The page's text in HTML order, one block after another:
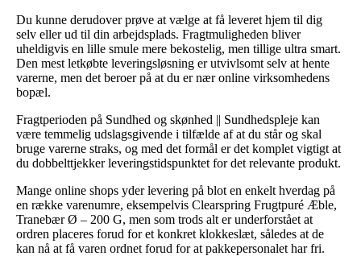
Du kunne derudover prøve at vælge at få leveret hjem til dig
selv eller ud til din arbejdsplads. Fragtmuligheden bliver
uheldigvis en lille smule mere bekostelig, men tillige ultra smart.
Den mest letkøbte leveringsløsning er utvivlsomt selv at hente
varerne, men det beroer på at du er nær online virksomhedens
bopæl.
Fragtperioden på Sundhed og skønhed || Sundhedspleje kan
være temmelig udslagsgivende i tilfælde af at du står og skal
bruge varerne straks, og med det formål er det komplet vigtigt at
du dobbelttjekker leveringstidspunktet for det relevante produkt.
Mange online shops yder levering på blot en enkelt hverdag på
en række varenumre, eksempelvis Clearspring Frugtpuré Æble,
Tranebær Ø – 200 G, men som trods alt er underforstået at
ordren placeres forud for et konkret klokkeslæt, således at de
kan nå at få varen ordnet forud for at pakkepersonalet har fri.